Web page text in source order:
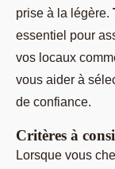
prise à la légère.
essentiel pour
vos locaux
vous aider à
de confiance.
Critères à
Lorsque vous